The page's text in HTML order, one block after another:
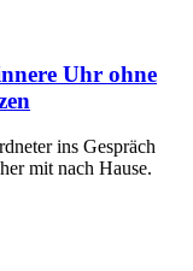
Uhr ohne
ins Gespräch
mit nach Hause.